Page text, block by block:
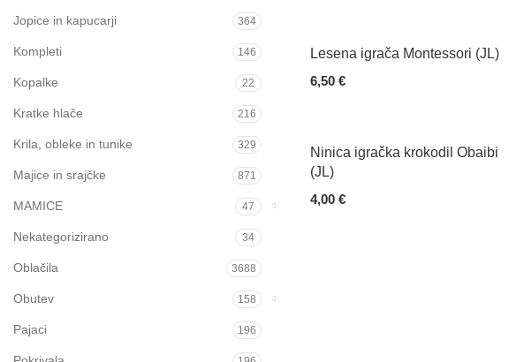
Jopice in kapucarji 364
Kompleti 146
Kopalke 22
Kratke hlače 216
Krila, obleke in tunike 329
Majice in srajčke 871
MAMICE 47
Nekategorizirano 34
Oblačila 3688
Obutev 158
Pajaci 196
Lesena igrača Montessori (JL)
6,50 €
Ninica igračka krokodil Obaibi
(JL)
4,00 €